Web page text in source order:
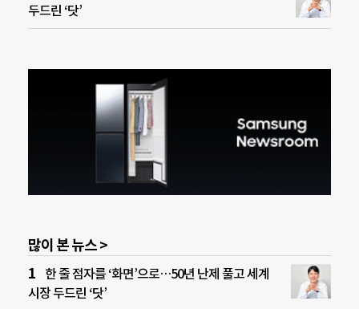
두드린 ‘닷’
많이 본 뉴스 >
한 줄 점자를 ‘화면’으로…50년 난제 풀고 세계
시장 두드린 ‘닷’